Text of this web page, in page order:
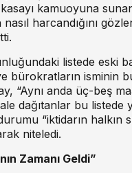
kamuoyuna
nasıl harcandığını
listede eski
bürokratların isminin
“Aynı anda üç-beş
dağıtanlar bu listede
“iktidarın halkın
niteledi.
Zamanı Geldi”